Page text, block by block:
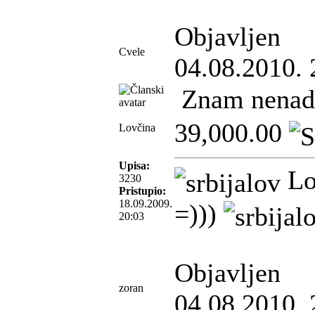
Cvele
Objavljen
04.08.2010.
Lovčina
Upisa:
3230
Pristupio:
18.09.2009.
20:03
Znam
39,000.00
=)))
zoran
Objavljen
04.08.2010.